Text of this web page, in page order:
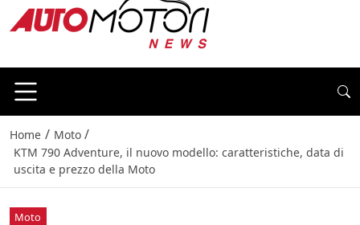
Home / Moto /
KTM 790 Adventure, il nuovo modello: caratteristiche, data di
uscita e prezzo della Moto
Moto